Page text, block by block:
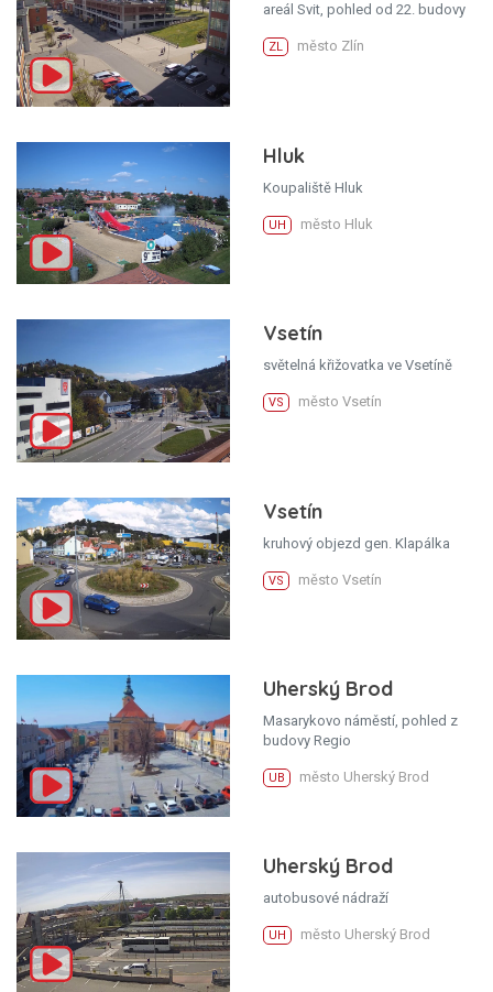
areál Svit, pohled od 22. budovy
ZL město Zlín
Hluk
Koupaliště Hluk
UH město Hluk
Vsetín
světelná křižovatka ve Vsetíně
VS město Vsetín
Vsetín
kruhový objezd gen. Klapálka
VS město Vsetín
Uherský Brod
Masarykovo náměstí, pohled z
budovy Regio
UB město Uherský Brod
Uherský Brod
autobusové nádraží
UH město Uherský Brod